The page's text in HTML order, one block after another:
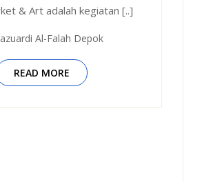
& Art adalah kegiatan [..]
Al-Falah Depok
READ MORE